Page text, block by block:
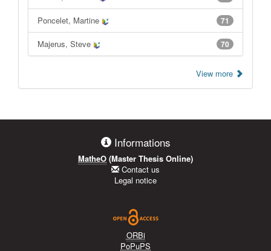
71
Poncelet, Martine
70
Majerus, Steve
View more
Informations
MatheO (Master Thesis Online)
Contact us
Legal notice
ORBi
PoPuPS